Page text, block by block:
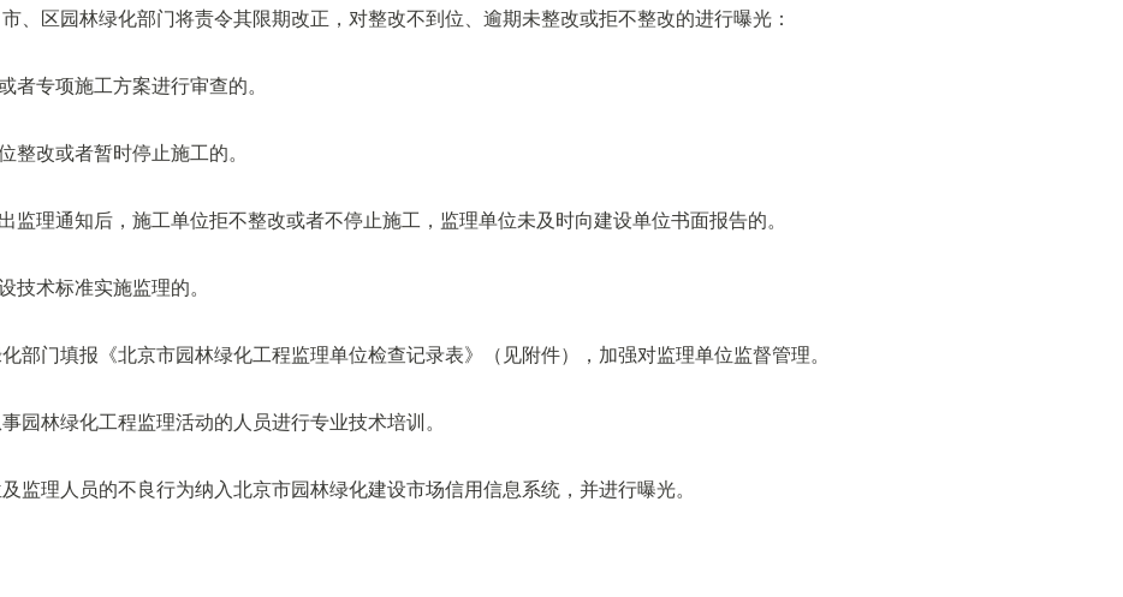
、区园林绿化部门将责令其限期改正，对整改不到位、逾期未整改或拒不整改的进行曝光：
者专项施工方案进行审查的。
整改或者暂时停止施工的。
监理通知后，施工单位拒不整改或者不停止施工，监理单位未及时向建设单位书面报告的。
技术标准实施监理的。
部门填报《北京市园林绿化工程监理单位检查记录表》（见附件），加强对监理单位监督管理。
园林绿化工程监理活动的人员进行专业技术培训。
监理人员的不良行为纳入北京市园林绿化建设市场信用信息系统，并进行曝光。